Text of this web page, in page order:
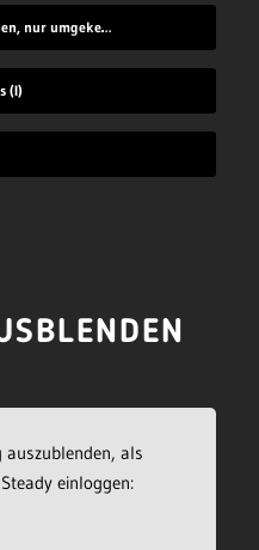
Slime Tango ist wie Tauziehen, nur umgekehrt
(I)
als
einloggen: